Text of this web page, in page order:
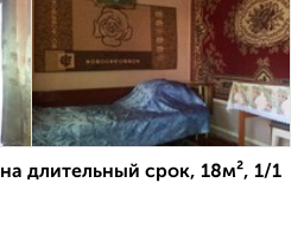
длительный срок, 18м², 1/1